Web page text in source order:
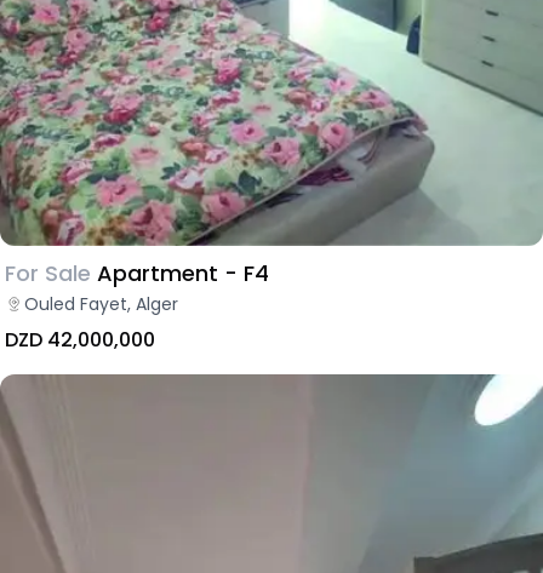
For Sale Apartment - F4
Ouled Fayet, Alger
DZD 42,000,000